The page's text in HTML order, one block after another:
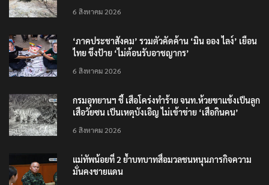
6 สิงหาคม 2026
‘ภาคประชาสังคม’ รวมตัวคัดค้าน ‘มิน ออง ไลง์’ เยือน
ไทย ขึงป้าย ‘ไม่ต้อนรับอาชญากร’
6 สิงหาคม 2026
กรมอุทยานฯ ชี้ เสือโคร่งทำร้าย จนท.ห้วยขาแข้งเป็นลูก
เสือวัยซน เป็นเหตุบังเอิญ ไม่เข้าข่าย ‘เสือกินคน’
6 สิงหาคม 2026
แม่ทัพน้อยที่ 2 ย้ำบทบาทสื่อมวลชนหนุนภารกิจความ
มั่นคงชายแดน